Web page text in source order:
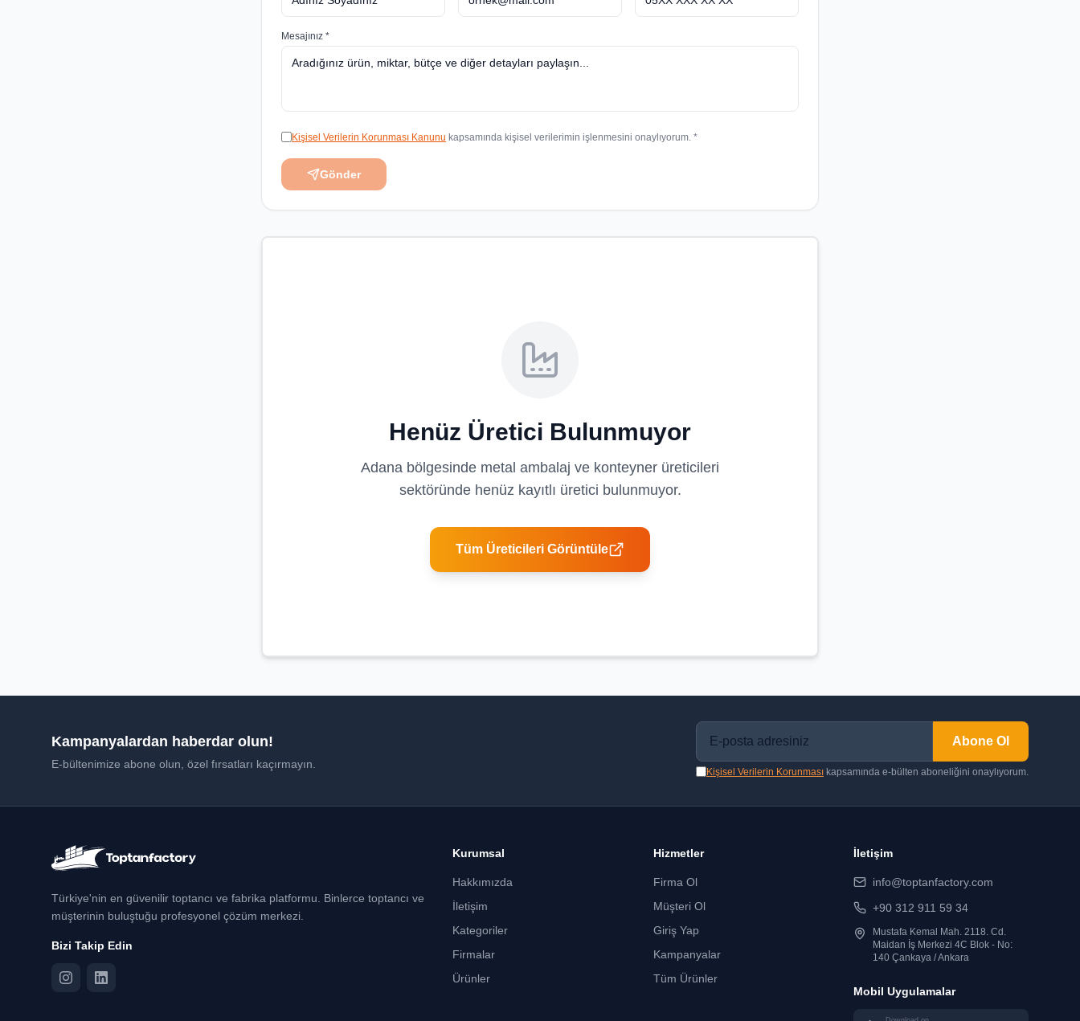
Mesajınız *
Kişisel Verilerin Korunması Kanunu kapsamında kişisel verilerimin işlenmesini onaylıyorum. *
Gönder
Henüz Üretici Bulunmuyor
Adana bölgesinde metal ambalaj ve konteyner üreticileri
sektöründe henüz kayıtlı üretici bulunmuyor.
Tüm Üreticileri Görüntüle
Kampanyalardan haberdar olun!
E-bültenimize abone olun, özel fırsatları kaçırmayın.
Abone Ol
Kişisel Verilerin Korunması kapsamında e-bülten aboneliğini onaylıyorum.
Türkiye'nin en güvenilir toptancı ve fabrika platformu. Binlerce toptancı ve
müşterinin buluştuğu profesyonel çözüm merkezi.
Bizi Takip Edin
Kurumsal
Hakkımızda
İletişim
Kategoriler
Firmalar
Ürünler
Hizmetler
Firma Ol
Müşteri Ol
Giriş Yap
Kampanyalar
Tüm Ürünler
İletişim
info@toptanfactory.com
+90 312 911 59 34
Mustafa Kemal Mah. 2118. Cd.
Maidan İş Merkezi 4C Blok - No:
140 Çankaya / Ankara
Mobil Uygulamalar